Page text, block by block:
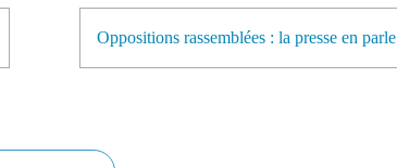
Oppositions rassemblées : la presse en parle